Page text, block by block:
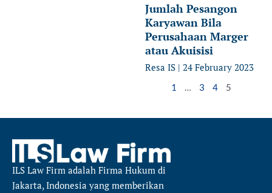
Jumlah Pesangon
Karyawan Bila
Perusahaan Marger
atau Akuisisi
Resa IS 24 February 2023
1 3 4 5
ILS Law Firm adalah Firma Hukum di
Jakarta, Indonesia yang memberikan